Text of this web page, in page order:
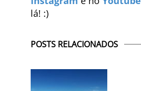
lá! :)
POSTS RELACIONADOS